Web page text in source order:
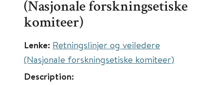
(Nasjonale forskningsetiske
komiteer)
Lenke: Retningslinjer og veiledere
(Nasjonale forskningsetiske komiteer)
Description: